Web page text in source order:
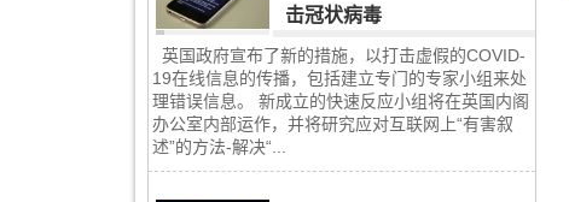
击冠状病毒
英国政府宣布了新的措施，以打击虚假的COVID-
19在线信息的传播，包括建立专门的专家小组来处
理错误信息。 新成立的快速反应小组将在英国内阁
办公室内部运作，并将研究应对互联网上“有害叙
述”的方法-解决“...